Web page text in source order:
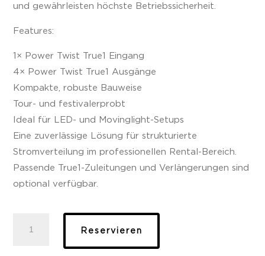
und gewährleisten höchste Betriebssicherheit.
Features:
1× Power Twist True1 Eingang
4× Power Twist True1 Ausgänge
Kompakte, robuste Bauweise
Tour- und festivalerprobt
Ideal für LED- und Movinglight-Setups
Eine zuverlässige Lösung für strukturierte
Stromverteilung im professionellen Rental-Bereich.
Passende True1-Zuleitungen und Verlängerungen sind
optional verfügbar.
HULK
Reservieren